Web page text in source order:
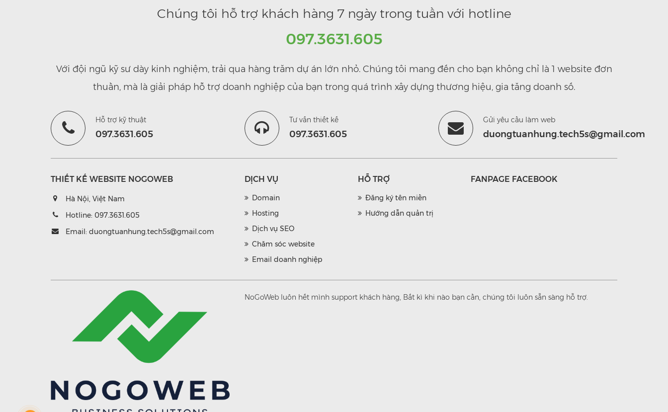
Chúng tôi hỗ trợ khách hàng 7 ngày trong tuần với hotline
097.3631.605
Với đội ngũ kỹ sư dày kinh nghiệm, trải qua hàng trăm dự án lớn nhỏ. Chúng tôi mang đến cho bạn không chỉ là 1 website đơn
thuần, mà là giải pháp hỗ trợ doanh nghiệp của bạn trong quá trình xây dựng thương hiệu, gia tăng doanh số.
Hỗ trợ kỹ thuật
097.3631.605
Tư vấn thiết kế
097.3631.605
Gửi yêu cầu làm web
duongtuanhung.tech5s@gmail.com
THIẾT KẾ WEBSITE NOGOWEB
Hà Nội, Việt Nam
Hotline: 097.3631.605
Email: duongtuanhung.tech5s@gmail.com
DỊCH VỤ
Domain
Hosting
Dịch vụ SEO
Chăm sóc website
Email doanh nghiệp
HỖ TRỢ
Đăng ký tên miền
Hướng dẫn quản trị
FANPAGE FACEBOOK
NoGoWeb luôn hết mình support khách hàng, Bất kì khi nào bạn cần, chúng tôi luôn sẵn sàng hỗ trợ.